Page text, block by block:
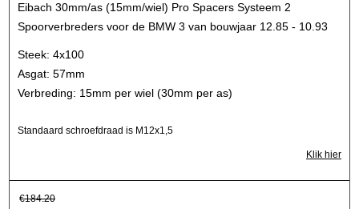
Eibach 30mm/as (15mm/wiel) Pro Spacers Systeem 2
Spoorverbreders voor de BMW 3 van bouwjaar 12.85 - 10.93
Steek: 4x100
Asgat: 57mm
Verbreding: 15mm per wiel (30mm per as)
Standaard schroefdraad is M12x1,5
Klik hier
€184.20